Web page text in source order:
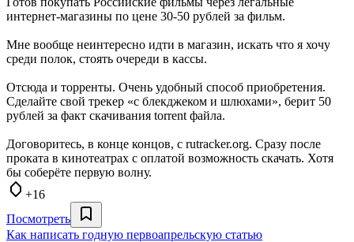
интернет-магазины по цене 30-50 рублей за фильм.
Мне вообще неинтересно идти в магазин, искать что я хочу
среди полок, стоять очереди в кассы.
Отсюда и торренты. Очень удобный способ приобретения.
Сделайте свой трекер «с блекджеком и шлюхами», берит 50
рублей за факт скачивания torrent файла.
Договоритесь, в конце концов, с rutracker.org. Сразу после
проката в кинотеатрах с оплатой возможность скачать. Хотя
бы соберёте первую волну.
+16
Посмотреть
Как написать годную первоапрельскую статью